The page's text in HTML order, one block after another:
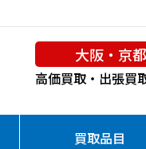
大阪・京
高価買取・出張買
買取品目